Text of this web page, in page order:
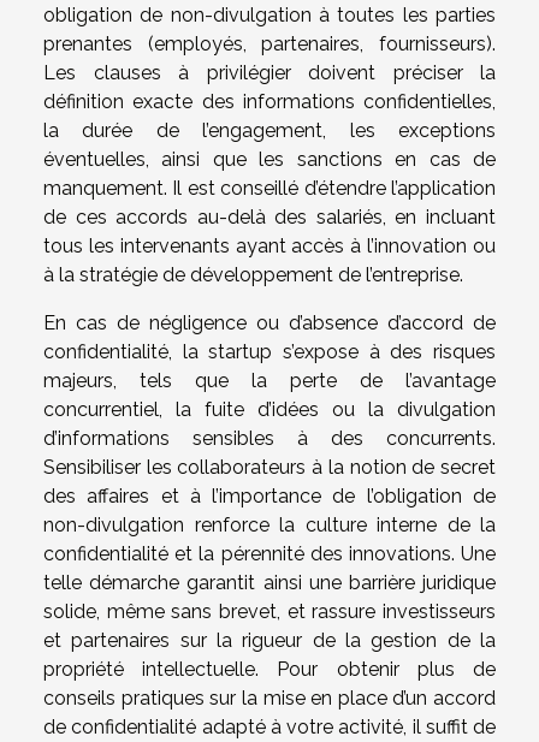
obligation de non-divulgation à toutes les parties
prenantes (employés, partenaires, fournisseurs).
Les clauses à privilégier doivent préciser la
définition exacte des informations confidentielles,
la durée de l’engagement, les exceptions
éventuelles, ainsi que les sanctions en cas de
manquement. Il est conseillé d’étendre l’application
de ces accords au-delà des salariés, en incluant
tous les intervenants ayant accès à l’innovation ou
à la stratégie de développement de l’entreprise.
En cas de négligence ou d’absence d’accord de
confidentialité, la startup s’expose à des risques
majeurs, tels que la perte de l’avantage
concurrentiel, la fuite d’idées ou la divulgation
d’informations sensibles à des concurrents.
Sensibiliser les collaborateurs à la notion de secret
des affaires et à l’importance de l’obligation de
non-divulgation renforce la culture interne de la
confidentialité et la pérennité des innovations. Une
telle démarche garantit ainsi une barrière juridique
solide, même sans brevet, et rassure investisseurs
et partenaires sur la rigueur de la gestion de la
propriété intellectuelle. Pour obtenir plus de
conseils pratiques sur la mise en place d’un accord
de confidentialité adapté à votre activité, il suffit de